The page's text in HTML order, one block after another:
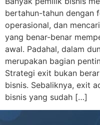
bertahun-tahun dengan
operasional, dan
yang benar-benar
awal. Padahal, dalam
merupakan bagian
Strategi exit bukan
bisnis. Sebaliknya, exit
bisnis yang sudah […]